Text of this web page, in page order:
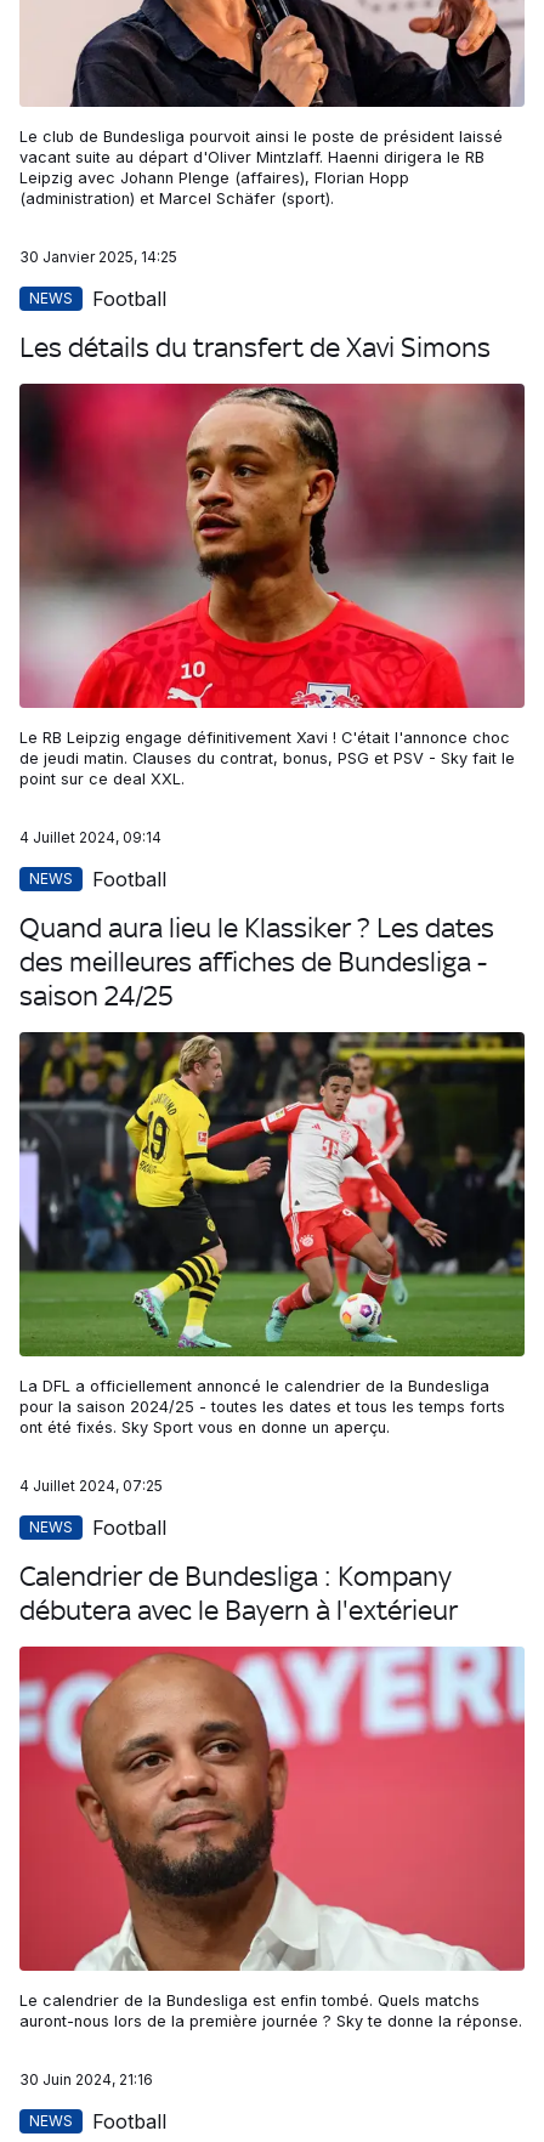
Le club de Bundesliga pourvoit ainsi le poste de président laissé
vacant suite au départ d'Oliver Mintzlaff. Haenni dirigera le RB
Leipzig avec Johann Plenge (affaires), Florian Hopp
(administration) et Marcel Schäfer (sport).
30 Janvier 2025, 14:25
NEWS Football
Les détails du transfert de Xavi Simons
Le RB Leipzig engage définitivement Xavi ! C'était l'annonce choc
de jeudi matin. Clauses du contrat, bonus, PSG et PSV - Sky fait le
point sur ce deal XXL.
4 Juillet 2024, 09:14
NEWS Football
Quand aura lieu le Klassiker ? Les dates
des meilleures affiches de Bundesliga -
saison 24/25
La DFL a officiellement annoncé le calendrier de la Bundesliga
pour la saison 2024/25 - toutes les dates et tous les temps forts
ont été fixés. Sky Sport vous en donne un aperçu.
4 Juillet 2024, 07:25
NEWS Football
Calendrier de Bundesliga : Kompany
débutera avec le Bayern à l'extérieur
Le calendrier de la Bundesliga est enfin tombé. Quels matchs
auront-nous lors de la première journée ? Sky te donne la réponse.
30 Juin 2024, 21:16
NEWS Football